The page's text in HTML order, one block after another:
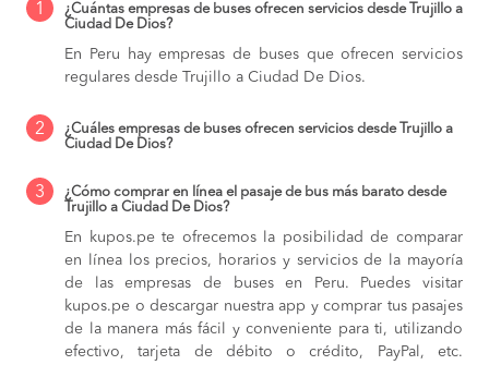
1
¿Cuántas empresas de buses ofrecen servicios desde Trujillo a
Ciudad De Dios?
En Peru hay empresas de buses que ofrecen servicios
regulares desde Trujillo a Ciudad De Dios.
2
¿Cuáles empresas de buses ofrecen servicios desde Trujillo a
Ciudad De Dios?
3
¿Cómo comprar en línea el pasaje de bus más barato desde
Trujillo a Ciudad De Dios?
En kupos.pe te ofrecemos la posibilidad de comparar
en línea los precios, horarios y servicios de la mayoría
de las empresas de buses en Peru. Puedes visitar
kupos.pe o descargar nuestra app y comprar tus pasajes
de la manera más fácil y conveniente para ti, utilizando
efectivo, tarjeta de débito o crédito, PayPal, etc.